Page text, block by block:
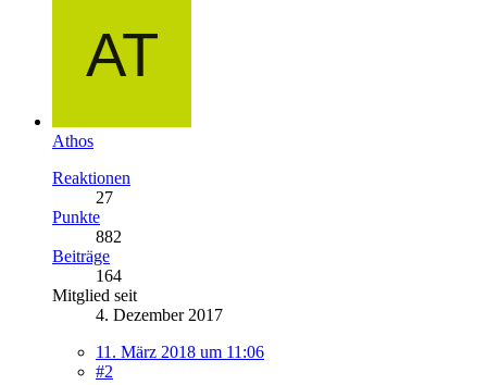
Athos
Reaktionen
27
Punkte
882
Beiträge
164
Mitglied seit
4. Dezember 2017
11. März 2018 um 11:06
#2